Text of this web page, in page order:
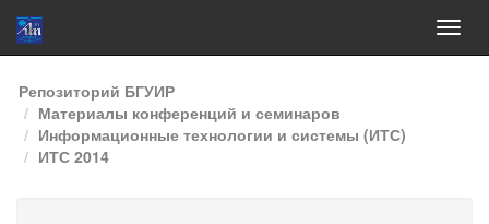
Skip
navigation
Репозиторий БГУИР
Материалы конференций и семинаров
Информационные технологии и системы (ИТС)
ИТС 2014